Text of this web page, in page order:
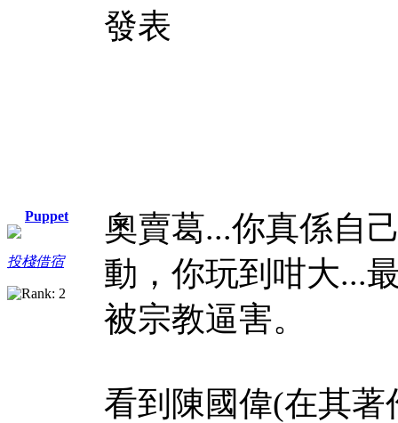
Puppet
投棧借宿
發表
奧賣葛...你真係自
動，你玩到咁大...
被宗教逼害。
看到陳國偉(在其